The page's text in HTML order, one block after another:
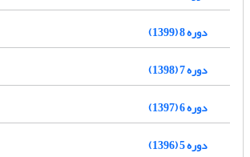
دوره 8 (1399)
دوره 7 (1398)
دوره 6 (1397)
دوره 5 (1396)